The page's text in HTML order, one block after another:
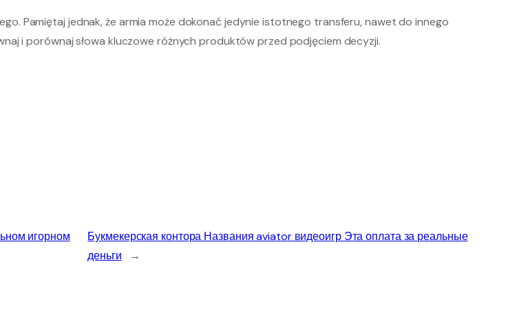
Pamiętaj jednak, że armia może dokonać jedynie istotnego transferu, nawet do innego
i porównaj słowa kluczowe różnych produktów przed podjęciem decyzji.
игорном
Букмекерская контора Названия aviator видеоигр Эта оплата за реальные
деньги
→